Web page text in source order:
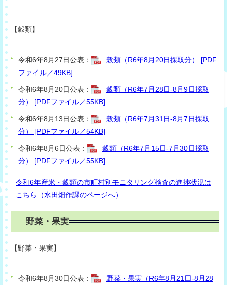
【穀類】
令和6年8月27日公表：
穀類（R6年8月20日採取分） [PDF
ファイル／49KB]
令和6年8月20日公表：
穀類（R6年7月28日-8月9日採取
分） [PDFファイル／55KB]
令和6年8月13日公表：
穀類（R6年7月31日-8月7日採取
分） [PDFファイル／54KB]
令和6年8月6日公表：
穀類（R6年7月15日-7月30日採取
分） [PDFファイル／55KB]
令和6年産米・穀類の市町村別モニタリング検査の進捗状況は
こちら（水田畑作課のページへ）
野菜・果実
【野菜・果実】
令和6年8月30日公表：
野菜・果実（R6年8月21日-8月28